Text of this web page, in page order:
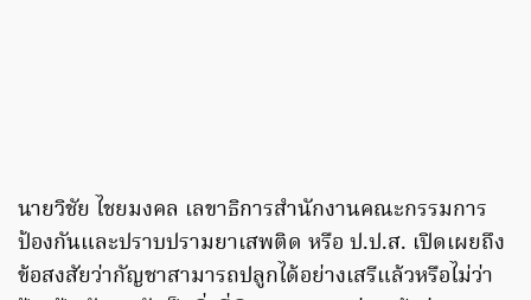
นายวิชัย ไชยมงคล เลขาธิการสำนักงานคณะกรรมการ
ป้องกันและปราบปรามยาเสพติด หรือ ป.ป.ส. เปิดเผยถึง
ข้อสงสัยว่ากัญชาสามารถปลูกได้อย่างเสรีแล้วหรือไม่ว่า